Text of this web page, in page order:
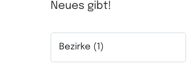
Neues gibt!
Bezirke (1)